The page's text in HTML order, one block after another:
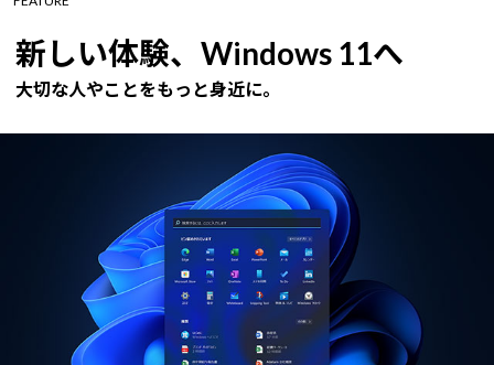
新しい体験、Windows 11へ
大切な人やことをもっと身近に。